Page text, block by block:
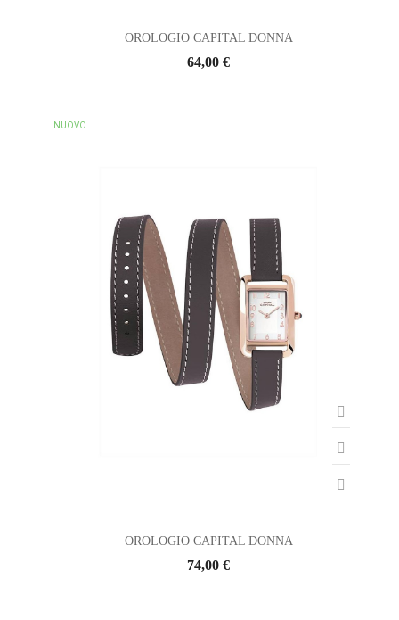
OROLOGIO CAPITAL DONNA
64,00 €
NUOVO
OROLOGIO CAPITAL DONNA
74,00 €